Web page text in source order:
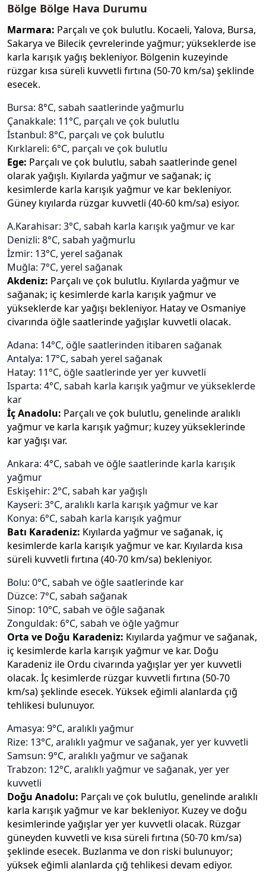
Bölge Bölge Hava Durumu
Marmara: Parçalı ve çok bulutlu. Kocaeli, Yalova, Bursa,
Sakarya ve Bilecik çevrelerinde yağmur; yükseklerde ise
karla karışık yağış bekleniyor. Bölgenin kuzeyinde
rüzgar kısa süreli kuvvetli fırtına (50-70 km/sa) şeklinde
esecek.
Bursa: 8°C, sabah saatlerinde yağmurlu
Çanakkale: 11°C, parçalı ve çok bulutlu
İstanbul: 8°C, parçalı ve çok bulutlu
Kırklareli: 6°C, parçalı ve çok bulutlu
Ege: Parçalı ve çok bulutlu, sabah saatlerinde genel
olarak yağışlı. Kıyılarda yağmur ve sağanak; iç
kesimlerde karla karışık yağmur ve kar bekleniyor.
Güney kıyılarda rüzgar kuvvetli (40-60 km/sa) esiyor.
A.Karahisar: 3°C, sabah karla karışık yağmur ve kar
Denizli: 8°C, sabah yağmurlu
İzmir: 13°C, yerel sağanak
Muğla: 7°C, yerel sağanak
Akdeniz: Parçalı ve çok bulutlu. Kıyılarda yağmur ve
sağanak; iç kesimlerde karla karışık yağmur ve
yükseklerde kar yağışı bekleniyor. Hatay ve Osmaniye
civarında öğle saatlerinde yağışlar kuvvetli olacak.
Adana: 14°C, öğle saatlerinden itibaren sağanak
Antalya: 17°C, sabah yerel sağanak
Hatay: 11°C, öğle saatlerinde yer yer kuvvetli
Isparta: 4°C, sabah karla karışık yağmur ve yükseklerde
kar
İç Anadolu: Parçalı ve çok bulutlu, genelinde aralıklı
yağmur ve karla karışık yağmur; kuzey yükseklerinde
kar yağışı var.
Ankara: 4°C, sabah ve öğle saatlerinde karla karışık
yağmur
Eskişehir: 2°C, sabah kar yağışlı
Kayseri: 3°C, aralıklı karla karışık yağmur ve kar
Konya: 6°C, sabah karla karışık yağmur
Batı Karadeniz: Kıyılarda yağmur ve sağanak, iç
kesimlerde karla karışık yağmur ve kar. Kıyılarda kısa
süreli kuvvetli fırtına (40-70 km/sa) bekleniyor.
Bolu: 0°C, sabah ve öğle saatlerinde kar
Düzce: 7°C, sabah sağanak
Sinop: 10°C, sabah ve öğle sağanak
Zonguldak: 6°C, sabah ve öğle yağmur
Orta ve Doğu Karadeniz: Kıyılarda yağmur ve sağanak,
iç kesimlerde karla karışık yağmur ve kar. Doğu
Karadeniz ile Ordu civarında yağışlar yer yer kuvvetli
olacak. İç kesimlerde rüzgar kuvvetli fırtına (50-70
km/sa) şeklinde esecek. Yüksek eğimli alanlarda çığ
tehlikesi bulunuyor.
Amasya: 9°C, aralıklı yağmur
Rize: 13°C, aralıklı yağmur ve sağanak, yer yer kuvvetli
Samsun: 9°C, aralıklı yağmur ve sağanak
Trabzon: 12°C, aralıklı yağmur ve sağanak, yer yer
kuvvetli
Doğu Anadolu: Parçalı ve çok bulutlu, genelinde aralıklı
karla karışık yağmur ve kar bekleniyor. Kuzey ve doğu
kesimlerinde yağışlar yer yer kuvvetli olacak. Rüzgar
güneyden kuvvetli ve kısa süreli fırtına (50-70 km/sa)
şeklinde esecek. Buzlanma ve don riski bulunuyor;
yüksek eğimli alanlarda çığ tehlikesi devam ediyor.